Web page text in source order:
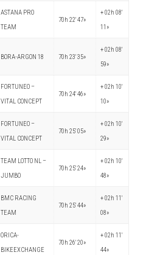
ASTANA PRO
TEAM
70h 22′ 47»
+ 02h 08′
11»
BORA-ARGON 18 70h 23′ 35»
+ 02h 08′
59»
FORTUNEO –
VITAL CONCEPT
70h 24′ 46»
+ 02h 10′
10»
FORTUNEO –
VITAL CONCEPT
70h 25′ 05»
+ 02h 10′
29»
TEAM LOTTO NL –
JUMBO
70h 25′ 24»
+ 02h 10′
48»
BMC RACING
TEAM
70h 25′ 44»
+ 02h 11′
08»
ORICA-
BIKEEXCHANGE
70h 26′ 20»
+ 02h 11′
44»